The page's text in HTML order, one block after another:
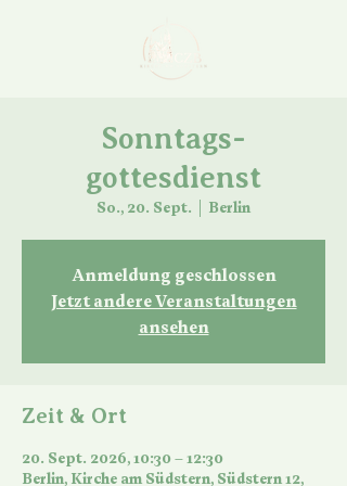
Sonntags-
gottesdienst
So., 20. Sept. Berlin
Anmeldung geschlossen
Jetzt andere Veranstaltungen
ansehen
Zeit & Ort
20. Sept. 2026, 10:30 – 12:30
Berlin, Kirche am Südstern, Südstern 12,